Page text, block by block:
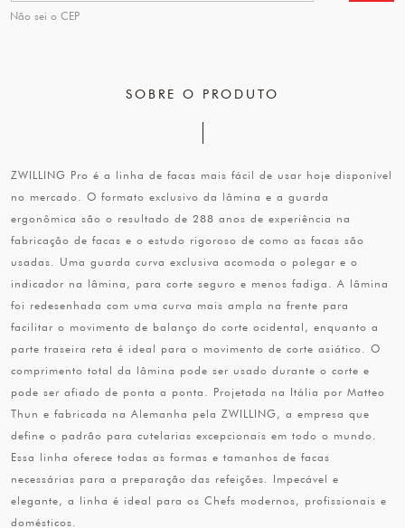
Não sei o CEP
SOBRE O PRODUTO
ZWILLING Pro é a linha de facas mais fácil de usar hoje disponível
no mercado. O formato exclusivo da lâmina e a guarda
ergonômica são o resultado de 288 anos de experiência na
fabricação de facas e o estudo rigoroso de como as facas são
usadas. Uma guarda curva exclusiva acomoda o polegar e o
indicador na lâmina, para corte seguro e menos fadiga. A lâmina
foi redesenhada com uma curva mais ampla na frente para
facilitar o movimento de balanço do corte ocidental, enquanto a
parte traseira reta é ideal para o movimento de corte asiático. O
comprimento total da lâmina pode ser usado durante o corte e
pode ser afiado de ponta a ponta. Projetada na Itália por Matteo
Thun e fabricada na Alemanha pela ZWILLING, a empresa que
define o padrão para cutelarias excepcionais em todo o mundo.
Essa linha oferece todas as formas e tamanhos de facas
necessárias para a preparação das refeições. Impecável e
elegante, a linha é ideal para os Chefs modernos, profissionais e
domésticos.